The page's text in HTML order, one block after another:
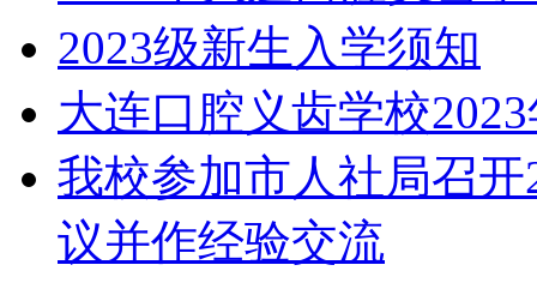
2023级新生入学须知
大连口腔义齿学校
我校参加市人社局召
议并作经验交流